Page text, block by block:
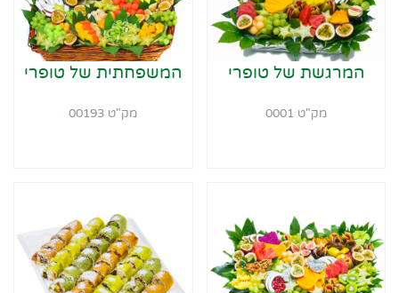
המרגשת של טופרי
מק"ט 0001
המשפחתית של טופרי
מק"ט 00193